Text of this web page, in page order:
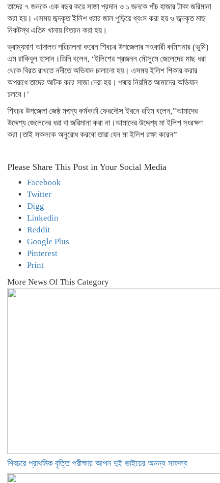
তাদের ৭ জনকে এক বছর করে সাজা প্রদান ও ১ জনকে পাঁচ হাজার টাকা জরিমানা
করা হয়। এসময় জব্দকৃত ইলিশ ধরার জাল পুড়িয়ে ধ্বংস করা হয় ও জব্দকৃত মাছ
নিকটস্থ এতিম খানায় বিতরন করা হয়।
ভ্রাম্যমাণ আদালত পরিচালনা করেন শিবচর উপজেলার সহকারী কমিশনার (ভুমি)
এম রাকিবুল হাসান।তিনি বলেন, ‘ইলিশের প্রজনন মৌসুমে জেলেদের মাছ ধরা
থেকে বিরত রাখতে নদীতে অভিযান চালানো হয়। এসময় ইলিশ শিকার করার
অপরাধে তাদের আটক করে সাজা দেয়া হয়। পদ্মায় নিয়মিত আমাদের অভিযান
চলবে।’
শিবচর উপজেলা জেষ্ঠ মৎস্য কর্মকর্তা ফেরদৌস ইবনে রহিম বলেন,”আমাদের
উদ্দেশ্য জেলেদের ধরা বা জরিমানা করা না।আমাদের উদ্দেশ্য মা ইলিশ সংরক্ষণ
করা।তাই সকলকে অনুরোধ করবো তারা যেন মা ইলিশ রক্ষা করেন”
Please Share This Post in Your Social Media
Facebook
Twitter
Digg
Linkedin
Reddit
Google Plus
Pinterest
Print
More News Of This Category
শিবচরে প্রাথমিক বৃত্তি পরীক্ষায় আপন দুই ভাইয়ের অনন্য সাফল্য